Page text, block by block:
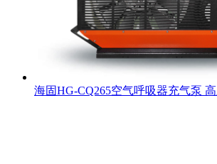
海固HG-CQ265空气呼吸器充气泵